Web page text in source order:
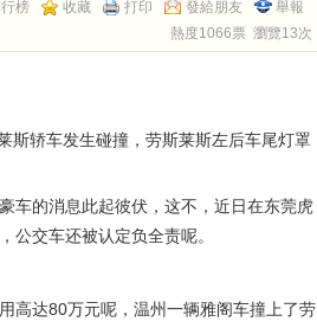
榜 收藏 打印 發給朋友 舉報
熱度1066票 瀏覽13次
轿车发生碰撞，劳斯莱斯左后车尾灯罩
的消息此起彼伏，这不，近日在东莞虎
公交车还被认定负全责呢。
高达80万元呢，温州一辆雅阁车撞上了劳